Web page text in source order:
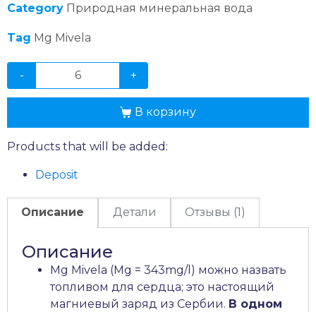
Category Природная минеральная вода
Tag Mg Mivela
- +
В корзину
Products that will be added:
Deposit
Описание Детали Отзывы (1)
Описание
Mg Mivela (Mg = 343mg/l) можно назвать
топливом для сердца; это настоящий
магниевый заряд из Сербии. В одном